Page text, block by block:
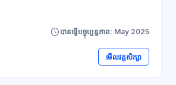
បានធ្វើបច្ចុប្បន្នភាព: May 2025
មើលវគ្គសិក្សា